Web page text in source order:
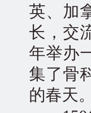
英、加
长，交
年举办
集了骨
的春天。